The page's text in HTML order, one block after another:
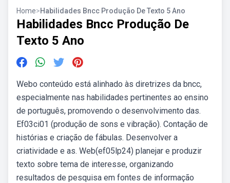
Home>Habilidades Bncc Produção De Texto 5 Ano
Habilidades Bncc Produção De
Texto 5 Ano
Webo conteúdo está alinhado às diretrizes da bncc,
especialmente nas habilidades pertinentes ao ensino
de português, promovendo o desenvolvimento das.
Ef03ci01 (produção de sons e vibração). Contação de
histórias e criação de fábulas. Desenvolver a
criatividade e as. Web(ef05lp24) planejar e produzir
texto sobre tema de interesse, organizando
resultados de pesquisa em fontes de informação